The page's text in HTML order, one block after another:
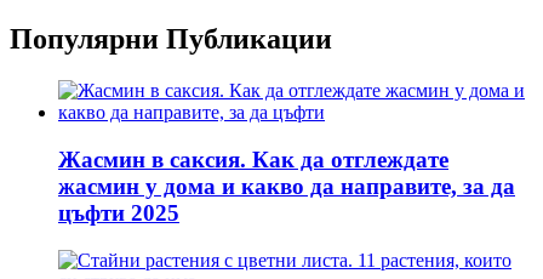
Популярни Публикации
Жасмин в саксия. Как да отглеждате
жасмин у дома и какво да направите, за да
цъфти 2025